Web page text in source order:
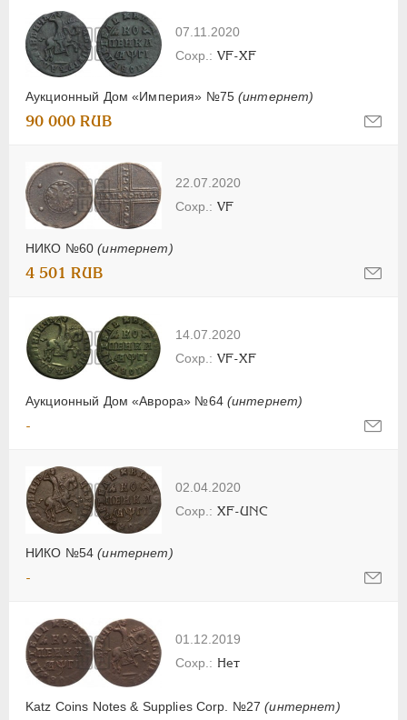
07.11.2020
Аукционный Дом «Империя» №75(интернет)
VF-XF
90 000 RUB
22.07.2020
НИКО №60(интернет)
VF
4 501 RUB
14.07.2020
Аукционный Дом «Аврора» №64 (интернет)
VF-XF
-
02.04.2020
НИКО №54(интернет)
XF-UNC
-
01.12.2019
Katz Coins Notes & Supplies Corp. №27(интернет)
Нет